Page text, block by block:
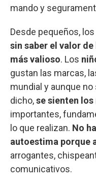
mando y
Desde pequeños, los
sin saber el valor
más valioso. Los
gustan las marcas,
mundial y aunque
dicho,se sienten los
importantes,
lo que realizan. No
autoestima porque
arrogantes,
comunicativos.